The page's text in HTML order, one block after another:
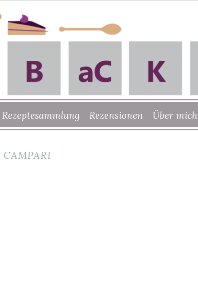
Rezeptesammlung Rezensionen Über mich
CAMPARI